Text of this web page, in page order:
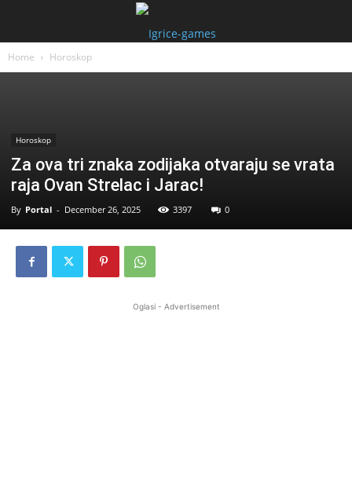
Home Horoskop
Horoskop
Za ova tri znaka zodijaka otvaraju se vrata
raja Ovan Strelac i Jarac!
By Portal - December 26, 2025 3397 0
Oglasi - Advertisement